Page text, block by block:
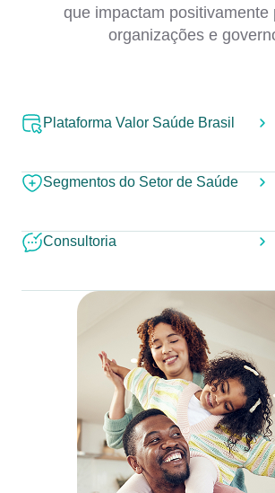
que impactam positivamente
organizações e
Plataforma Valor Saúde Brasil
Segmentos do Setor de Saúde
Consultoria